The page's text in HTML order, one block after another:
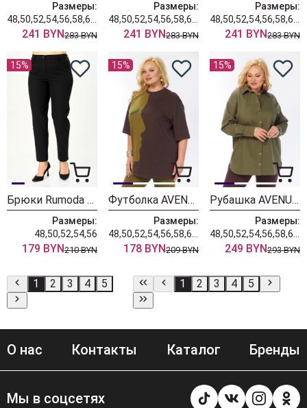
Размеры:
241 BYN283 BYN
Размеры:
241 BYN283 BYN
Размеры:
241 BYN283 BYN
15%
Брюки Rumoda 2289 черные
Размеры:
48,50,52,54,56
179 BYN210 BYN
15%
Футболка AVENUE 0339-1
Размеры:
178 BYN209 BYN
15%
Рубашка AVENUE 0321-3
Размеры:
249 BYN293 BYN
1 2 3 4 5 1 2 3 4 5
О нас Контакты Каталог Бренды
Мы в соцсетях